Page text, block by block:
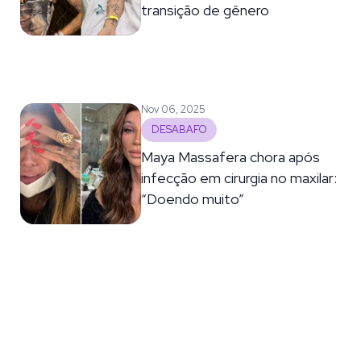
transição de gênero
Nov 06, 2025
DESABAFO
Maya Massafera chora após
infecção em cirurgia no maxilar:
“Doendo muito”